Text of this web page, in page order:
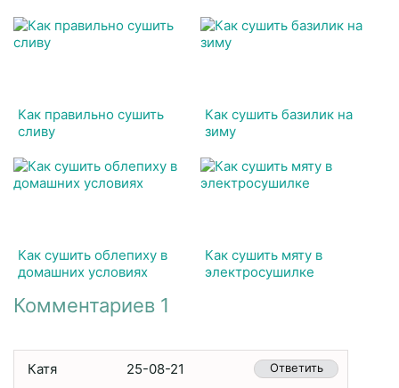
Как правильно сушить
сливу
Как сушить базилик на
зиму
Как сушить облепиху в
домашних условиях
Как сушить мяту в
электросушилке
Комментариев 1
Катя 25-08-21 Ответить